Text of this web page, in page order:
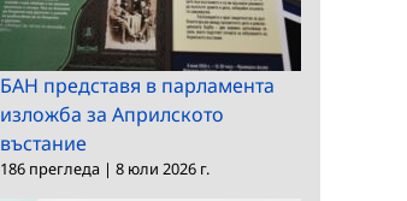
БАН представя в парламента
изложба за Априлското
въстание
186 прегледа | 8 юли 2026 г.